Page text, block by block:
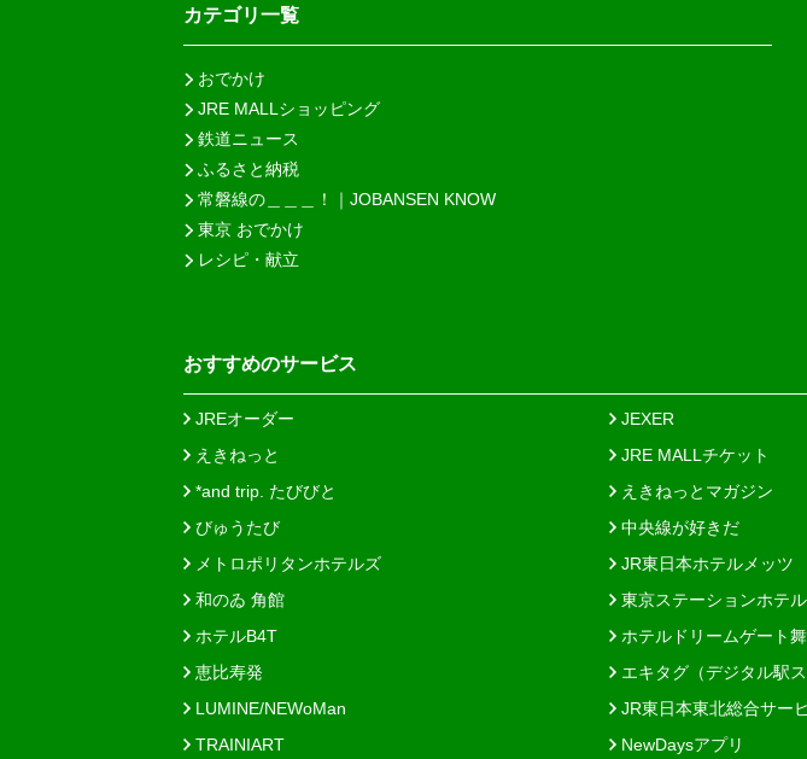
カテゴリ一覧
おでかけ
JRE MALLショッピング
鉄道ニュース
ふるさと納税
常磐線の＿＿＿！｜JOBANSEN KNOW
東京 おでかけ
レシピ・献立
おすすめのサービス
JREオーダー JEXER
えきねっと
JRE MALLチケット
*and trip. たびびと
えきねっとマガジン
びゅうたび
中央線が好きだ
メトロポリタンホテルズ
JR東日本ホテルメッツ
和のゐ 角館
東京ステーションホテル
ホテルB4T
ホテルドリームゲート
恵比寿発
エキタグ（デジタル駅
LUMINE/NEWoMan
JR東日本東北総合サー
TRAINIART
NewDaysアプリ